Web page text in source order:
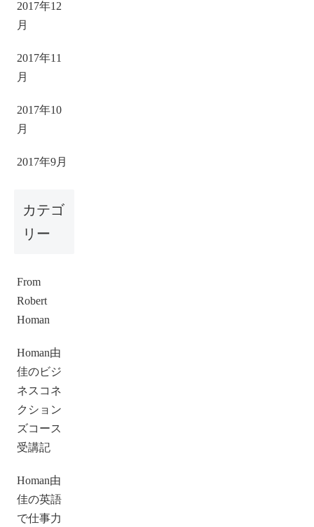
2017年12
月
2017年11
月
2017年10
月
2017年9月
カテゴ
リー
From
Robert
Homan
Homan由
佳のビジ
ネスコネ
クション
ズコース
受講記
Homan由
佳の英語
で仕事力